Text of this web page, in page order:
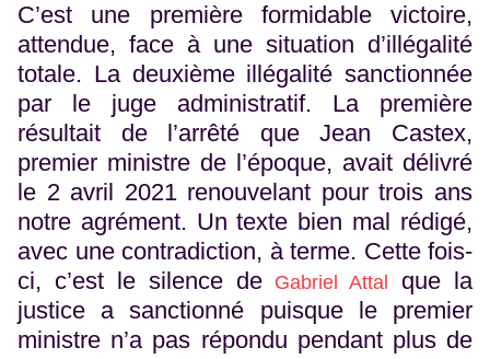
C’est une première formidable victoire,
attendue, face à une situation d’illégalité
totale. La deuxième illégalité sanctionnée
par le juge administratif. La première
résultait de l’arrêté que Jean Castex,
premier ministre de l’époque, avait délivré
le 2 avril 2021 renouvelant pour trois ans
notre agrément. Un texte bien mal rédigé,
avec une contradiction, à terme. Cette fois-
ci, c’est le silence de Gabriel Attal
que la
justice a sanctionné puisque le premier
ministre n’a pas répondu pendant plus de